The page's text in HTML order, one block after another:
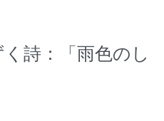
詩：「雨色のし